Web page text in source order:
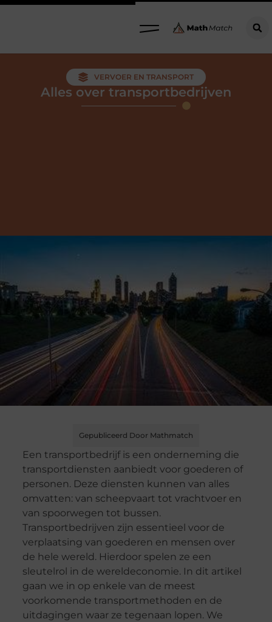
VERVOER EN TRANSPORT
Alles over transportbedrijven
Gepubliceerd Door Mathmatch
Een transportbedrijf is een onderneming die
transportdiensten aanbiedt voor goederen of
personen. Deze diensten kunnen van alles
omvatten: van scheepvaart tot vrachtvoer en
van spoorwegen tot bussen.
Transportbedrijven zijn essentieel voor de
verplaatsing van goederen en mensen over
de hele wereld. Hierdoor spelen ze een
sleutelrol in de wereldeconomie. In dit artikel
gaan we in op enkele van de meest
voorkomende transportmethoden en de
uitdagingen waar ze tegenaan lopen. We